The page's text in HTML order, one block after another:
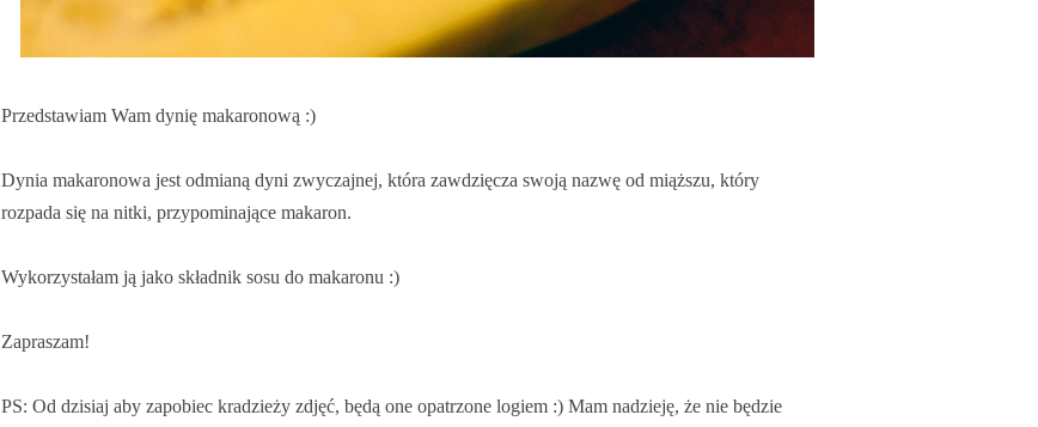
Przedstawiam Wam dynię makaronową :)
Dynia makaronowa jest odmianą dyni zwyczajnej, która zawdzięcza swoją nazwę od miąższu, który
rozpada się na nitki, przypominające makaron.
Wykorzystałam ją jako składnik sosu do makaronu :)
Zapraszam!
PS: Od dzisiaj aby zapobiec kradzieży zdjęć, będą one opatrzone logiem :) Mam nadzieję, że nie będzie